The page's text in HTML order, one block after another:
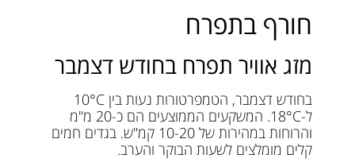
חורף בתפרח
מזג אוויר תפרח בחודש דצמבר
בחודש דצמבר, הטמפרטורות נעות בין 10°C
ל-18°C. המשקעים הממוצעים הם כ-20 מ"מ
והרוחות במהירות של 10-20 קמ"ש. בגדים חמים
קלים מומלצים לשעות הבוקר והערב.